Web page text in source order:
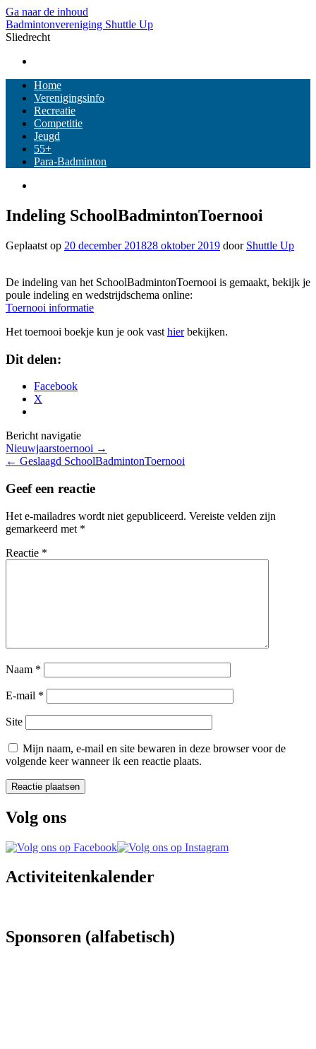
Ga naar de inhoud
Badmintonvereniging Shuttle Up
Sliedrecht
Home
Verenigingsinfo
Recreatie
Competitie
Jeugd
55+
Para-Badminton
Indeling SchoolBadmintonToernooi
Geplaatst op 20 december 201828 oktober 2019 door Shuttle Up
De indeling van het SchoolBadmintonToernooi is gemaakt, bekijk je
poule indeling en wedstrijdschema online:
Toernooi informatie
Het toernooi boekje kun je ook vast hierbekijken.
Dit delen:
Facebook
X
Bericht navigatie
Nieuwjaarstoernooi →
← Geslaagd SchoolBadmintonToernooi
Geef een reactie
Het e-mailadres wordt niet gepubliceerd. Vereiste velden zijn
gemarkeerd met *
Reactie *
Naam *
E-mail *
Site
Mijn naam, e-mail en site bewaren in deze browser voor de
volgende keer wanneer ik een reactie plaats.
Volg ons
Activiteitenkalender
Sponsoren (alfabetisch)